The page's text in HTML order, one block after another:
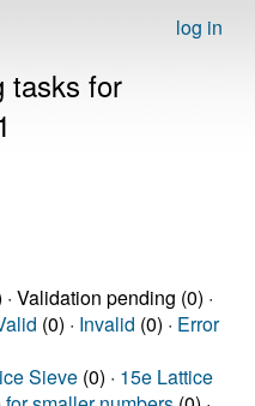
log in
tasks for
Validation pending (0) ·
(0) · Invalid (0) · Error
Sieve (0) · 15e Lattice